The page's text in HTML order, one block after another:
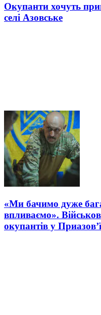
Окупанти хочуть
селі Азовське
«Ми бачимо дуже
впливаємо».
окупантів у Приазов’ї